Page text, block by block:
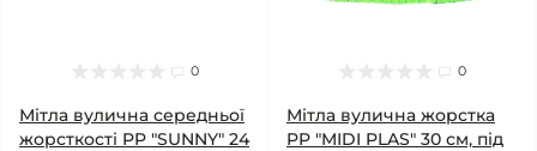
0
Мітла вулична середньої
жорсткості PP "SUNNY" 24
0
Мітла вулична жорстка
PP "MIDI PLAS" 30 см, під